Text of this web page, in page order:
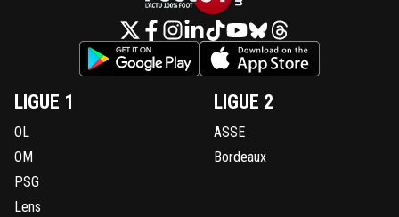
LIGUE 1
OL
OM
PSG
Lens
LIGUE 2
ASSE
Bordeaux